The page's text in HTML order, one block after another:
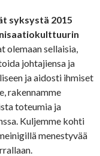
syksystä 2015
olemaan sellaisia,
johtajiensa ja
ja aidosti ihmiset
rakennamme
toteumia ja
Kuljemme kohti
menestyvää